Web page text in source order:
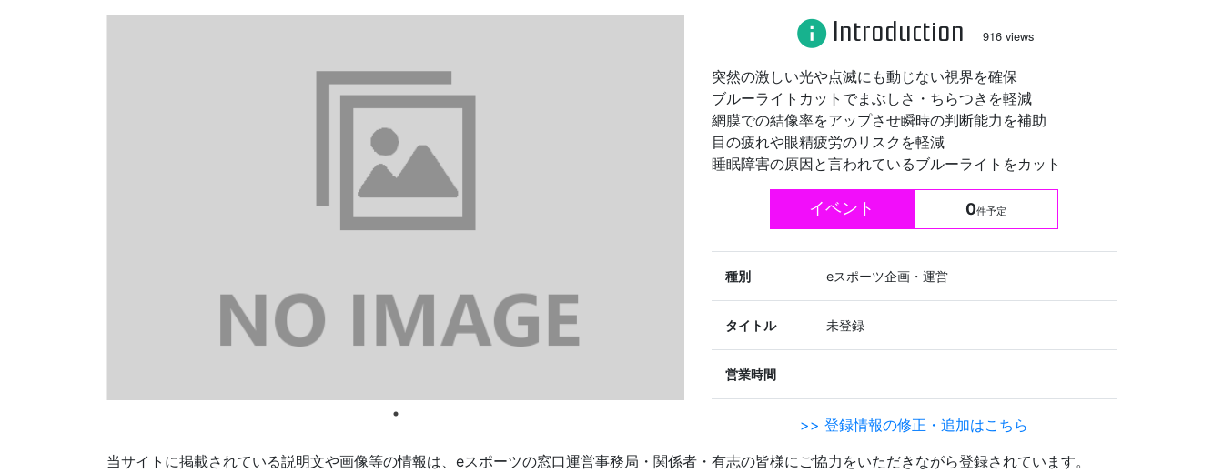
info Introduction 916 views
突然の激しい光や点滅にも動じない視界を確保
ブルーライトカットでまぶしさ・ちらつきを軽減
網膜での結像率をアップさせ瞬時の判断能力を補助
目の疲れや眼精疲労のリスクを軽減
睡眠障害の原因と言われているブルーライトをカット
イベント 0件予定
種別 eスポーツ企画・運営
タイトル 未登録
営業時間
>> 登録情報の修正・追加はこちら
当サイトに掲載されている説明文や画像等の情報は、eスポーツの窓口運営事務局・関係者・有志の皆様にご協力をいただきながら登録されています。